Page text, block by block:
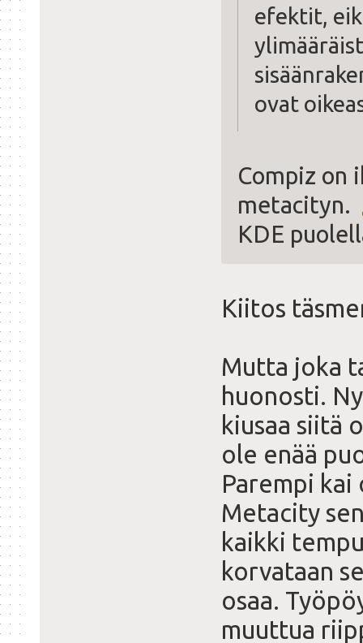
efektit,
ovat
Compiz on
metacityn.
KDE
Kiitos
Mutta joka
huonosti.
kiusaa siitä
ole enää
Parempi
Metacity
kaikki
korvataan
osaa.
muuttua